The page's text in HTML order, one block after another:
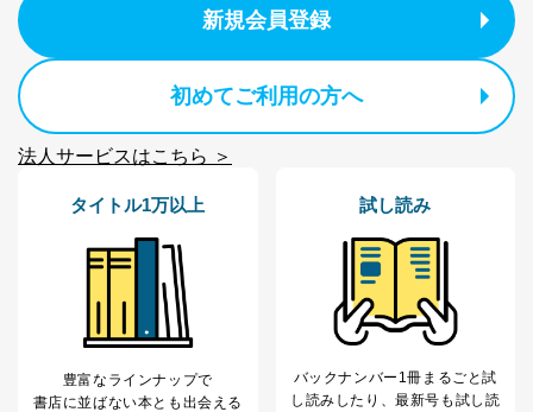
新規会員登録
初めてご利用の方へ
法人サービスはこちら ＞
タイトル1万以上
豊富なラインナップで
書店に並ばない本とも出会える
試し読み
バックナンバー1冊まるごと試
し読み したり、最新号も試し読